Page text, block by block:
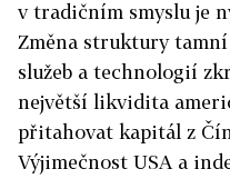
v tradičním smyslu je
Změna struktury
služeb a technologií
největší likvidita
přitahovat kapitál z
Výjimečnost USA a